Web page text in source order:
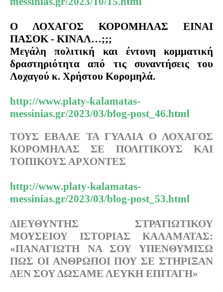
Ο ΛΟΧΑΓΟΣ ΚΟΡΟΜΗΛΑΣ ΕΙΝΑΙ
ΠΑΣΟΚ - ΚΙΝΑΛ…;;;
Μεγάλη πολιτική και έντονη κομματική
δραστηριότητα από τις συναντήσεις του
Λοχαγού κ. Χρήστου Κορομηλά.
http://www.platy-kalamatas-
messinias.gr/2023/03/blog-post_46.html
ΤΟΥΣ ΕΒΑΛΕ ΤΑ ΓΥΑΛΙΑ Ο ΛΟΧΑΓΟΣ
ΚΟΡΟΜΗΛΑΣ ΣΕ ΠΟΛΙΤΙΚΟΥΣ ΚΑΙ
ΤΟΠΙΚΟΥΣ ΑΡΧΟΝΤΕΣ
http://www.platy-kalamatas-
messinias.gr/2023/03/blog-post _53.html
ΔΙΕΥΘΥΝΤΗΣ ΣΤΡΑΤΙΩΤΙΚΟΥ
ΜΟΥΣΕΙΟΥ ΙΣΤΟΡΙΑΣ ΚΑΛΑΜΑΤΑΣ:
«ΠΑΝΑΓΙΩΤΗ ΝΑ ΣΟΥ ΥΠΕΝΘΥΜΙΣΩ
ΠΩΣ ΟΙ ΑΝΘΡΩΠΟΙ ΠΟΥ ΣΕ ΣΤΗΡΙΞΑΝ
ΔΕΝ ΣΟΥ ΔΩΣΑΜΕ ΛΕΥΚΗ ΕΠΙΤΑΓΗ»